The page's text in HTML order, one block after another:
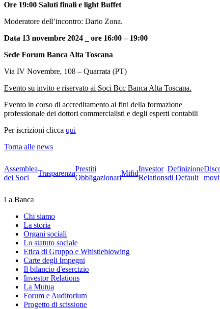
Ore 19:00 Saluti finali e light Buffet
Moderatore dell’incontro: Dario Zona.
Data 13 novembre 2024 _ ore 16:00 – 19:00
Sede Forum Banca Alta Toscana
Via IV Novembre, 108 – Quarrata (PT)
Evento su invito e riservato ai Soci Bcc Banca Alta Toscana.
Evento in corso di accreditamento ai fini della formazione
professionale dei dottori commercialisti e degli esperti contabili
Per iscrizioni clicca qui
Torna alle news
Assemblea
dei Soci
Trasparenza
Prestiti
Obbligazionari
Mifid
Investor
Relations
Definizione
di Default
La Banca
Chi siamo
La storia
Organi sociali
Lo statuto sociale
Etica di Gruppo e Whistleblowing
Carte degli Impegni
Il bilancio d'esercizio
Investor Relations
La Mutua
Forum e Auditorium
Progetto di scissione